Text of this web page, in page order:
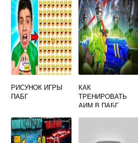
ПОЗЖЕ PUBG
MOBILE
РИСУНОК ИГРЫ
ПАБГ
КАК
ТРЕНИРОВАТЬ
АИМ В ПАБГ